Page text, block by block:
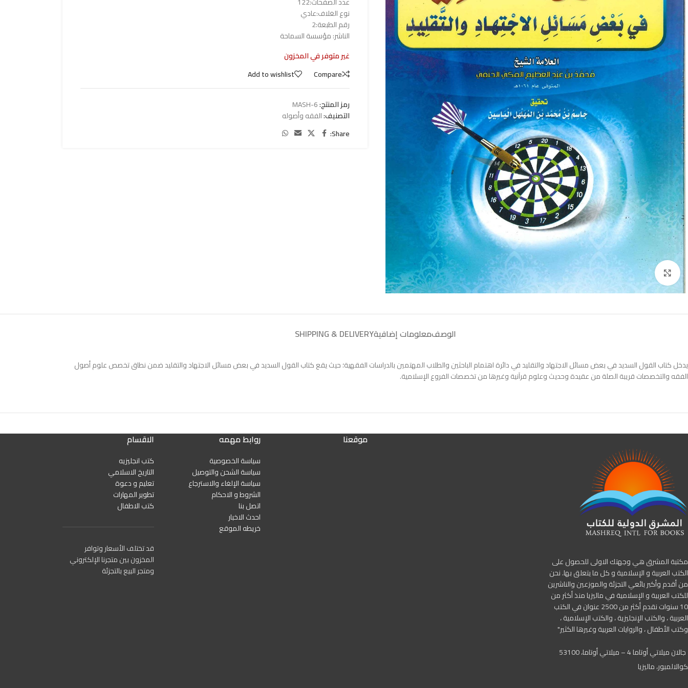
Click to enlarge
نوع الغلاف:عادي
رقم الطبعة:2
الناشر: مؤسسة السماحة
غير متوفر في المخزون
Compare
Add to wishlist
رمز المنتج:MASH-6
التصنيف:الفقه وأصوله
Share:
الوصفمعلومات إضافيةSHIPPING & DELIVERY
يدخل كتاب القول السديد في بعض مسائل الاجتهاد والتقليد في دائرة اهتمام الباحثين والطلاب المهتمين بالدراسات الفقهية؛ حيث يقع كتاب القول السديد في بعض مسائل الاجتهاد والتقليد ضمن نطاق تخصص علوم أصول
الفقه والتخصصات قريبة الصلة من عقيدة وحديث وعلوم قرآنية وغيرها من تخصصات الفروع الإسلامية.
مكتبة المشرق هي وجهتك الاولى للحصول على
الكتب العربية و الإسلامية و كل ما يتعلق بها. نحن
من أقدم وأكبر بائعي التجزئة والموزعين والناشرين
للكتب العربية و الإسلامية في ماليزيا منذ أكثر من
10 سنوات نقدم أكثر من 2500 عنوان في الكتب
العربية ، والكتب الإنجليزية ، والكتب الإسلامية ،
وكتب الأطفال ، والروايات العربية وغيرها الكثير"
جالان ميلاتي أوتاما 4 – ميلاتي أوتاما، 53100
كوالالمبور، ماليزيا
موقعنا روابط مهمه
سياسة الخصوصية
سياسة الشحن والتوصيل
سياسة الإلغاء والاسترجاع
الشروط و الاحكام
اتصل بنا
احدث الاخبار
خريطه الموقع
الاقسام
كتب انجليزيه
التاريخ الاسلامي
تعليم و دعوة
تطوير المهارات
كتب الاطفال
قد تختلف الأسعار وتوافر
المخزون بين متجرنا الإلكتروني
ومتجر البيع بالتجزئة